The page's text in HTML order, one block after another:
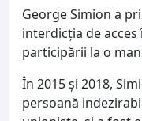
George Simion a
interdicția de acces
participării la o
În 2015 și 2018,
persoană